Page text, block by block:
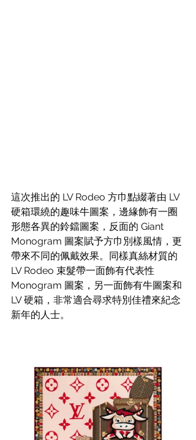
這次推出的 LV Rodeo 方巾點綴著由 LV
硬箱環繞的趣味牛圖案，邊緣飾有一圈
形態各異的鈴鐺圖案，反面的 Giant
Monogram 圖案賦予方巾別樣風情，更
帶來不同的佩戴效果。同樣真絲材質的
LV Rodeo 束髮帶一面飾有代表性
Monogram 圖案，另一面飾有牛圖案和
LV 硬箱，非常適合尋求特別佳禮來紀念
新年的人士。